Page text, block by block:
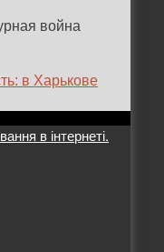
война
в Харькове
в інтернеті.